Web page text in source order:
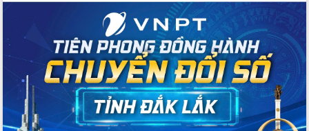
Đắk Lắk sẵn sàng các điều kiện cho
Ngày hội bầu cử đại biểu Quốc hội
khóa XVI và HĐND các cấp nhiệm kỳ
2026-2031
Đảm bảo cuộc bầu cử đại biểu Quốc
hội và đại biểu HĐND các cấp diễn ra
an toàn, hiệu quả, đúng quy định